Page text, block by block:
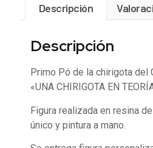
Descripción
Descripción
Primo Pó de la chirigota del
«UNA CHIRIGOTA EN
Figura realizada en resina
único y pintura a mano.